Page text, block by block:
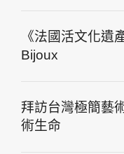
《法國活文化遺
Bijoux
拜訪台灣極簡藝
術生命